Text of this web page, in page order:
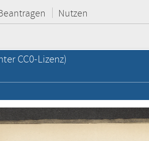
Nutzen
CC0-Lizenz)